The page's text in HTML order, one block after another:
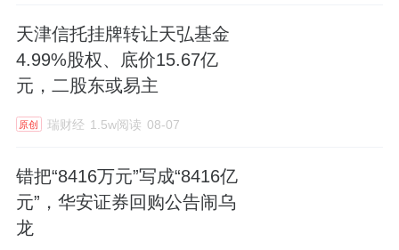
天津信托挂牌转让天弘基金
4.99%股权、底价15.67亿
元，二股东或易主
原创 瑞财经 1.5w阅读 08-07
错把“8416万元”写成“8416亿
元”，华安证券回购公告闹乌
龙